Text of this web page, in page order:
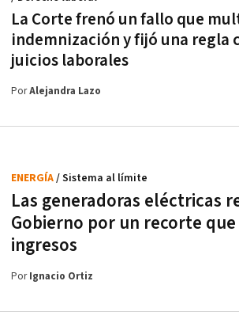
La Corte frenó un fallo que
indemnización y fijó una regla
juicios laborales
PorAlejandra Lazo
Las generadoras eléctricas
Gobierno por un recorte
ingresos
ENERGÍA/ Sistema al límite
PorIgnacio Ortiz